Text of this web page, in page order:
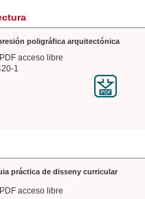
poligráfica arquitectónica
acceso libre
1
práctica de disseny curricular
acceso libre